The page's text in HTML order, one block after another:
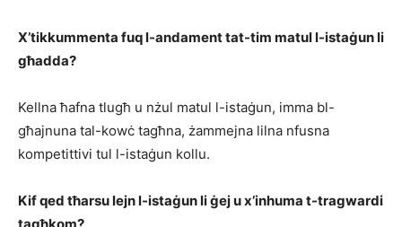
X’tikkummenta fuq l-andament tat-tim matul l-istaġun li
għadda?
Kellna ħafna tlugħ u nżul matul l-istaġun, imma bl-
għajnuna tal-kowċ tagħna, żammejna lilna nfusna
kompetittivi tul l-istaġun kollu.
Kif qed tħarsu lejn l-istaġun li ġej u x’inhuma t-tragwardi